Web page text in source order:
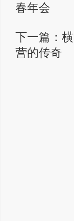
春年会
下一篇：
营的传奇